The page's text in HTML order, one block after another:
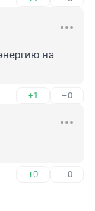
на
+1 –0
+0 –0